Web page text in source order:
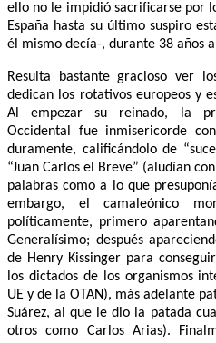
ello no le impidió sacrificarse por
España hasta su último suspiro
él mismo decía-, durante 38 años
Resulta bastante gracioso ver
dedican los rotativos europeos y
Al empezar su reinado, la
Occidental fue inmisericorde
duramente, calificándolo de
“Juan Carlos el Breve” (aludían
palabras como a lo que
embargo, el camaleónico
políticamente, primero
Generalísimo; después
de Henry Kissinger para
los dictados de los organismos
UE y de la OTAN), más adelante
Suárez, al que le dio la patada
otros como Carlos Arias).